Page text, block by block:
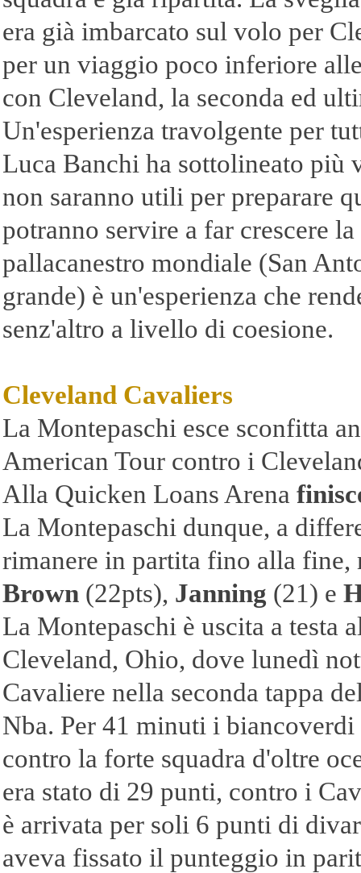
era già imbarcato sul volo per
per un viaggio poco inferiore
con Cleveland, la seconda ed
Un'esperienza travolgente per
Luca Banchi ha sottolineato più
non saranno utili per preparare
potranno servire a far crescere
pallacanestro mondiale (San
grande) è un'esperienza che
senz'altro a livello di coesione.
Cleveland Cavaliers
La Montepaschi esce sconfitta
American Tour contro i
Alla Quicken Loans Arena
La Montepaschi dunque, a
rimanere in partita fino alla
Brown (22pts), Janning (21) e
La Montepaschi è uscita a testa
Cleveland, Ohio, dove lunedì
Cavaliere nella seconda tappa
Nba. Per 41 minuti i
contro la forte squadra d'oltre
era stato di 29 punti, contro i
è arrivata per soli 6 punti di
aveva fissato il punteggio in